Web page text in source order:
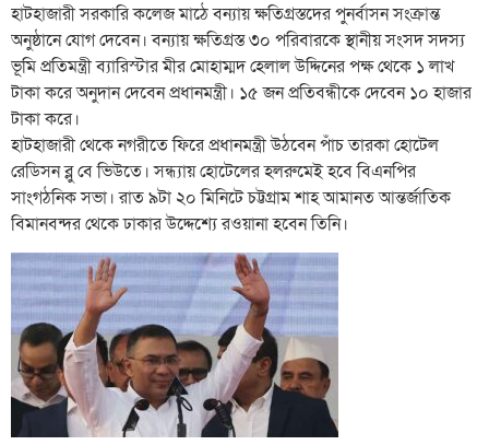
হাটহাজারী সরকারি কলেজ মাঠে বন্যায় ক্ষতিগ্রস্তদের পুনর্বাসন সংক্রান্ত
অনুষ্ঠানে যোগ দেবেন। বন্যায় ক্ষতিগ্রস্ত ৩০ পরিবারকে স্থানীয় সংসদ সদস্য
ভূমি প্রতিমন্ত্রী ব্যারিস্টার মীর মোহাম্মদ হেলাল উদ্দিনের পক্ষ থেকে ১ লাখ
টাকা করে অনুদান দেবেন প্রধানমন্ত্রী। ১৫ জন প্রতিবন্ধীকে দেবেন ১০ হাজার
টাকা করে।
হাটহাজারী থেকে নগরীতে ফিরে প্রধানমন্ত্রী উঠবেন পাঁচ তারকা হোটেল
রেডিসন ব্লু বে ভিউতে। সন্ধ্যায় হোটেলের হলরুমেই হবে বিএনপির
সাংগঠনিক সভা। রাত ৯টা ২০ মিনিটে চট্টগ্রাম শাহ আমানত আন্তর্জাতিক
বিমানবন্দর থেকে ঢাকার উদ্দেশ্যে রওয়ানা হবেন তিনি।